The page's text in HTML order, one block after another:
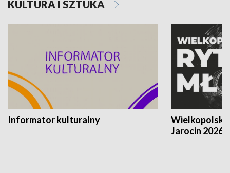
KULTURA I SZTUKA
Informator kulturalny
Jarocin 2026